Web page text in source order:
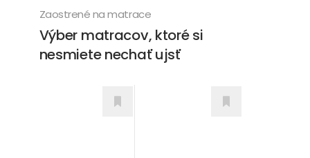
Zaostrené na matrace
Výber matracov, ktoré si
nesmiete nechať ujsť